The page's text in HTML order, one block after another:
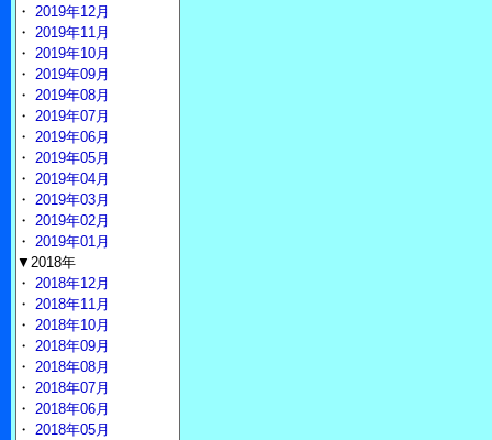
・ 2019年12月
・ 2019年11月
・ 2019年10月
・ 2019年09月
・ 2019年08月
・ 2019年07月
・ 2019年06月
・ 2019年05月
・ 2019年04月
・ 2019年03月
・ 2019年02月
・ 2019年01月
▼2018年
・ 2018年12月
・ 2018年11月
・ 2018年10月
・ 2018年09月
・ 2018年08月
・ 2018年07月
・ 2018年06月
・ 2018年05月